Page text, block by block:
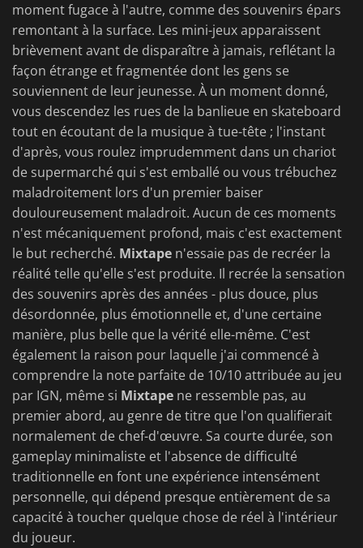
moment fugace à l'autre, comme des souvenirs épars
remontant à la surface. Les mini-jeux apparaissent
brièvement avant de disparaître à jamais, reflétant la
façon étrange et fragmentée dont les gens se
souviennent de leur jeunesse. À un moment donné,
vous descendez les rues de la banlieue en skateboard
tout en écoutant de la musique à tue-tête ; l'instant
d'après, vous roulez imprudemment dans un chariot
de supermarché qui s'est emballé ou vous trébuchez
maladroitement lors d'un premier baiser
douloureusement maladroit. Aucun de ces moments
n'est mécaniquement profond, mais c'est exactement
le but recherché. Mixtape n'essaie pas de recréer la
réalité telle qu'elle s'est produite. Il recrée la sensation
des souvenirs après des années - plus douce, plus
désordonnée, plus émotionnelle et, d'une certaine
manière, plus belle que la vérité elle-même. C'est
également la raison pour laquelle j'ai commencé à
comprendre la note parfaite de 10/10 attribuée au jeu
par IGN, même si Mixtape ne ressemble pas, au
premier abord, au genre de titre que l'on qualifierait
normalement de chef-d'œuvre. Sa courte durée, son
gameplay minimaliste et l'absence de difficulté
traditionnelle en font une expérience intensément
personnelle, qui dépend presque entièrement de sa
capacité à toucher quelque chose de réel à l'intérieur
du joueur.